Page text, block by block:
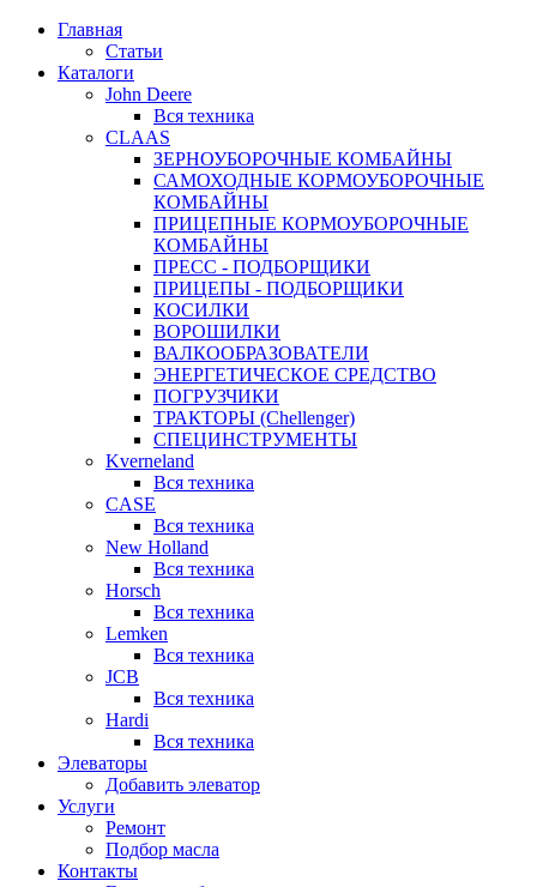
Главная
Статьи
Каталоги
John Deere
Вся техника
CLAAS
ЗЕРНОУБОРОЧНЫЕ КОМБАЙНЫ
САМОХОДНЫЕ КОРМОУБОРОЧНЫЕ
КОМБАЙНЫ
ПРИЦЕПНЫЕ КОРМОУБОРОЧНЫЕ
КОМБАЙНЫ
ПРЕСС - ПОДБОРЩИКИ
ПРИЦЕПЫ - ПОДБОРЩИКИ
КОСИЛКИ
ВОРОШИЛКИ
ВАЛКООБРАЗОВАТЕЛИ
ЭНЕРГЕТИЧЕСКОЕ СРЕДСТВО
ПОГРУЗЧИКИ
ТРАКТОРЫ (Chellenger)
СПЕЦИНСТРУМЕНТЫ
Kverneland
Вся техника
CASE
Вся техника
New Holland
Вся техника
Horsch
Вся техника
Lemken
Вся техника
JCB
Вся техника
Hardi
Вся техника
Элеваторы
Добавить элеватор
Услуги
Ремонт
Подбор масла
Контакты